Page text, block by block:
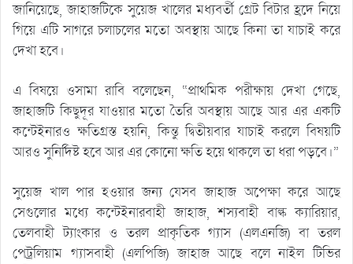
জানিয়েছে, জাহাজটিকে সুয়েজ খালের মধ্যবর্তী গ্রেট বিটার হ্রদে নিয়ে
গিয়ে এটি সাগরে চলাচলের মতো অবস্থায় আছে কিনা তা যাচাই করে
দেখা হবে।
এ বিষয়ে ওসামা রাবি বলেছেন, “প্রাথমিক পরীক্ষায় দেখা গেছে,
জাহাজটি কিছুদূর যাওয়ার মতো তৈরি অবস্থায় আছে আর এর একটি
কন্টেইনারও ক্ষতিগ্রস্ত হয়নি, কিন্তু দ্বিতীয়বার যাচাই করলে বিষয়টি
আরও সুনির্দিষ্ট হবে আর এর কোনো ক্ষতি হয়ে থাকলে তা ধরা পড়বে।”
সুয়েজ খাল পার হওয়ার জন্য যেসব জাহাজ অপেক্ষা করে আছে
সেগুলোর মধ্যে কন্টেইনারবাহী জাহাজ, শস্যবাহী বাল্ক ক্যারিয়ার,
তেলবাহী ট্যাংকার ও তরল প্রাকৃতিক গ্যাস (এলএনজি) বা তরল
পেট্রলিয়াম গ্যাসবাহী (এলপিজি) জাহাজ আছে বলে নাইল টিভির